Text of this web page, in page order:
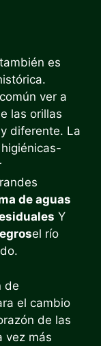
es
ver a
las orillas
diferente. La
de aguas
Y
el río
de
el cambio
de las
vez más